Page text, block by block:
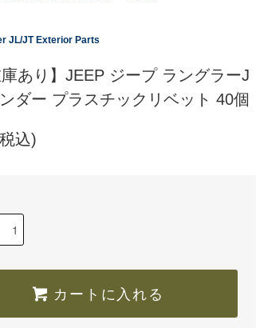
JL/JT Exterior Parts
庫あり】JEEP ジープ ラングラーJ
ダー プラスチックリベット 40個
込)
カートに入れる